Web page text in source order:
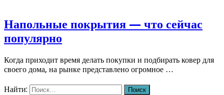
Напольные покрытия — что сейчас
популярно
Когда приходит время делать покупки и подбирать ковер для
своего дома, на рынке представлено огромное …
Найти: